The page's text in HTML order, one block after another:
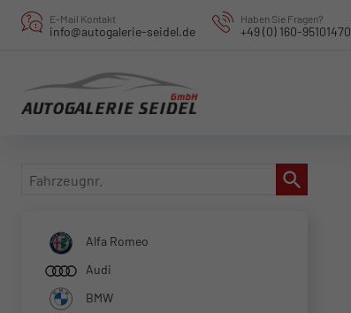
E-Mail Kontakt
info@autogalerie-seidel.de
Haben Sie Fragen?
+49 (0) 160-95101470
Fahrzeugnr.
Alfa Romeo
Audi
BMW